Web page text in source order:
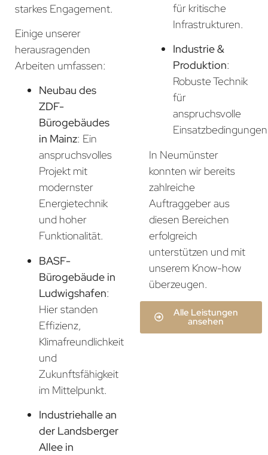
starkes Engagement.
Einige unserer
herausragenden
Arbeiten umfassen:
Neubau des
ZDF-
Bürogebäudes
in Mainz: Ein
anspruchsvolles
Projekt mit
modernster
Energietechnik
und hoher
Funktionalität.
BASF-
Bürogebäude in
Ludwigshafen:
Hier standen
Effizienz,
Klimafreundlichkeit
und
Zukunftsfähigkeit
im Mittelpunkt.
Industriehalle an
der Landsberger
Allee in
für kritische
Infrastrukturen.
Industrie &
Produktion:
Robuste Technik
für
anspruchsvolle
In Neumünster
konnten wir bereits
zahlreiche
Auftraggeber aus
diesen Bereichen
erfolgreich
unterstützen und mit
unserem Know-how
überzeugen.
Alle Leistungen
ansehen